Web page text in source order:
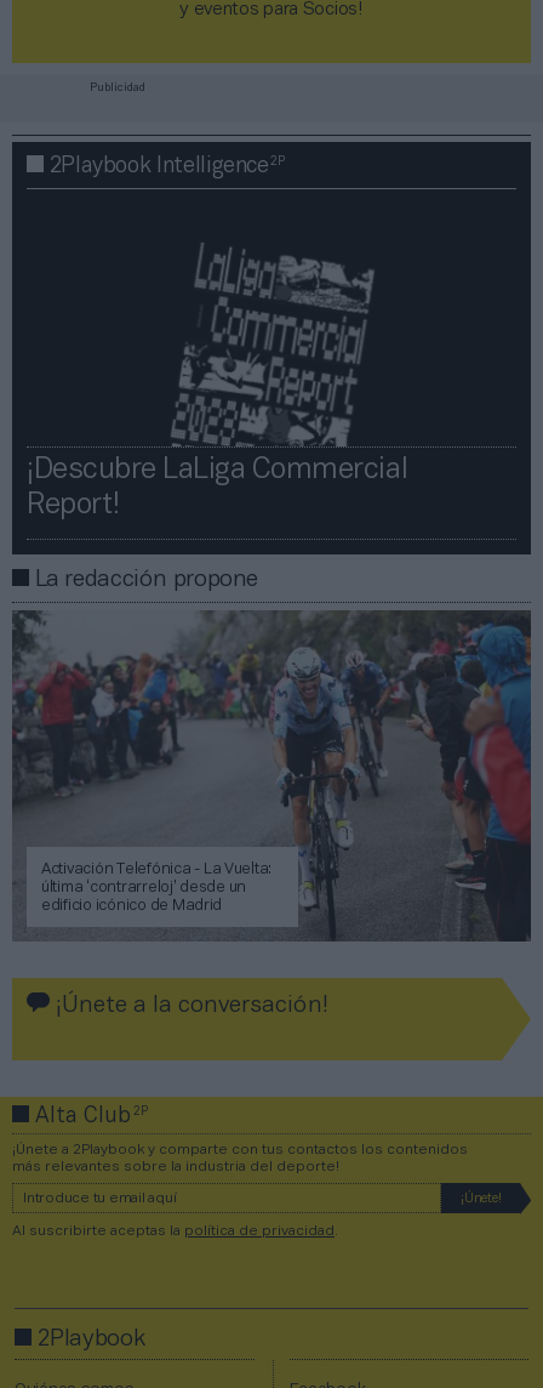
y eventos para Socios!​​​​​​​
Publicidad
2Playbook Intelligence2P
¡Descubre LaLiga Commercial
Report!​​
La redacción propone
Activación Telefónica - La Vuelta:
última ‘contrarreloj’ desde un
edificio icónico de Madrid
¡Únete a la conversación!
Alta Club2P
¡Únete a 2Playbook y comparte con tus contactos los contenidos
más relevantes sobre la industria del deporte!
Al suscribirte aceptas la política de privacidad
2Playbook